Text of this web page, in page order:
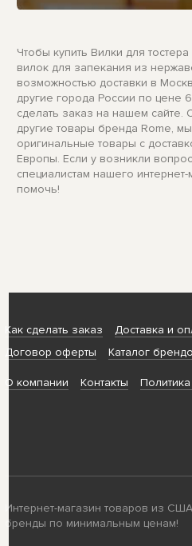
Чтобы купить Вилки для
вилок для запекания из
возможностью доставки в
другие города России по цене
сделать заказ на нашем сайте.
другие товары бренда Rome,
оригинальные товары с
Европы. Если у возникли
специалистам нашего
помочь!
Как сделать заказ Доставка и
Договор оферты
Каталог
О компании Контакты
Интернет-магазин товаров из
бренды по минимальным ценам!